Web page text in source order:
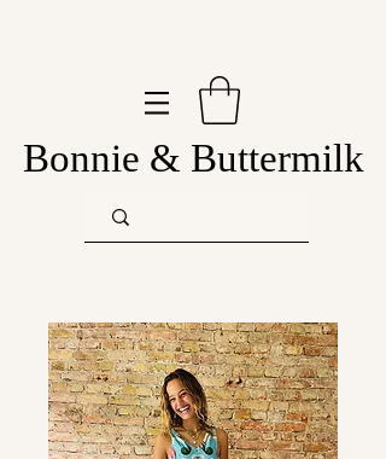
Bonnie & Buttermilk